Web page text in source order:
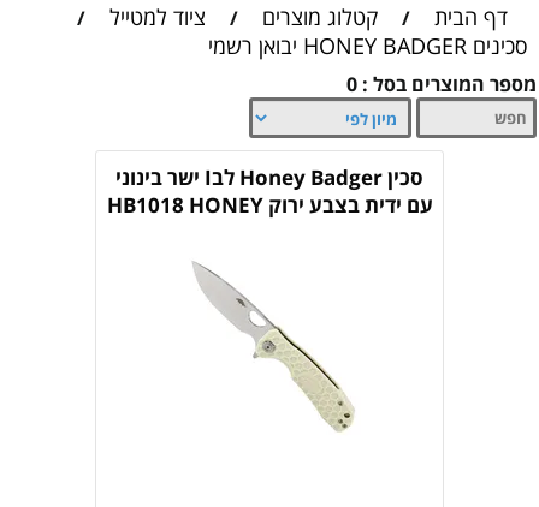
דף הבית / קטלוג מוצרים / ציוד למטייל /
סכינים HONEY BADGER יבואן רשמי
מספר המוצרים בסל : 0
סכין Honey Badger לבI ישר בינוני
עם ידית בצבע ירוק HB1018 HONEY